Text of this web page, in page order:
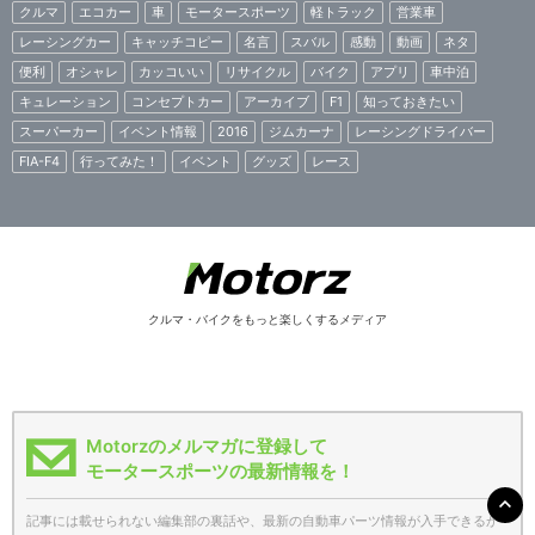
クルマ エコカー 車 モータースポーツ 軽トラック
営業車
レーシングカー
キャッチコピー 名言 スバル 感動 動画
ネタ
便利
オシャレ カッコいい リサイクル バイク アプリ
車中泊
キュレーション
コンセプトカー アーカイブ F1
知っておきたい
スーパーカー
イベント情報 2016 ジムカーナ
レーシングドライバー
FIA-F4
行ってみた！ イベント グッズ レース
クルマ・バイクをもっと楽しくするメディア
Motorzのメルマガに登録して
モータースポーツの最新情報を！
記事には載せられない編集部の裏話や、最新の自動車パーツ情報が入手できるか